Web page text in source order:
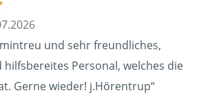
und sehr freundliches,
Personal, welches die
Gerne wieder! j.Hörentrup“